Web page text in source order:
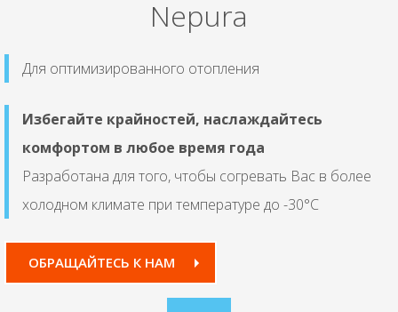
Nepura
Для оптимизированного отопления
Избегайте крайностей, наслаждайтесь
комфортом в любое время года
Разработана для того, чтобы согревать Вас в более
холодном климате при температуре до -30°C
ОБРАЩАЙТЕСЬ К НАМ